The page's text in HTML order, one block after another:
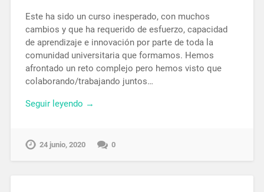
Este ha sido un curso inesperado, con muchos
cambios y que ha requerido de esfuerzo, capacidad
de aprendizaje e innovación por parte de toda la
comunidad universitaria que formamos. Hemos
afrontado un reto complejo pero hemos visto que
colaborando/trabajando juntos…
Seguir leyendo →
24 junio, 2020 0